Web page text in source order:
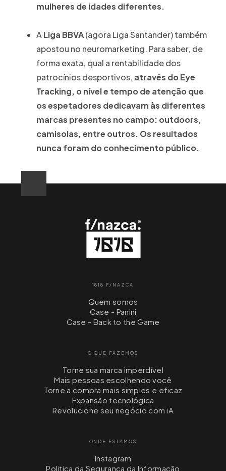
mulheres de idades diferentes.
A Liga BBVA(agora Liga Santander) também
apostou no neuromarketing. Para saber, de
forma exata, qual a rentabilidade dos
patrocínios desportivos, através do Eye
Tracking, o nível e tempo de atenção que
os espetadores dedicavam às diferentes
marcas presentes no campo: outdoors,
camisolas, entre outros. Os resultados
nunca foram do conhecimento público.
1818 F/NAZCA
Quem somos
Case - Panini
Case - Back to the Game
O QUE FAZEMOS
Torne sua marca imperdível
Mais pessoas escolhendo você
Torne a compra mais simples e eficaz
Expansão tecnológica
Revolucione seu negócio com iA
ONDE ESTAMOS
Instagram
Politica da Segurança da Informação